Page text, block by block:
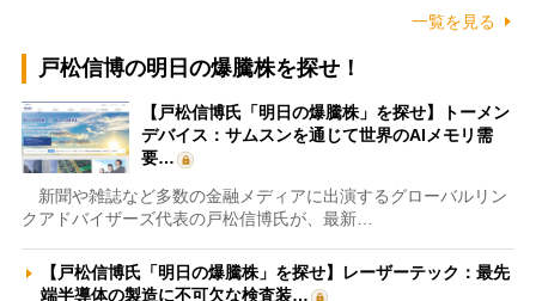
一覧を見る
戸松信博の明日の爆騰株を探せ！
【戸松信博氏「明日の爆騰株」を探せ】トーメン
デバイス：サムスンを通じて世界のAIメモリ需
要…
新聞や雑誌など多数の金融メディアに出演するグローバルリン
クアドバイザーズ代表の戸松信博氏が、最新…
【戸松信博氏「明日の爆騰株」を探せ】レーザーテック：最先
端半導体の製造に不可欠な検査装…